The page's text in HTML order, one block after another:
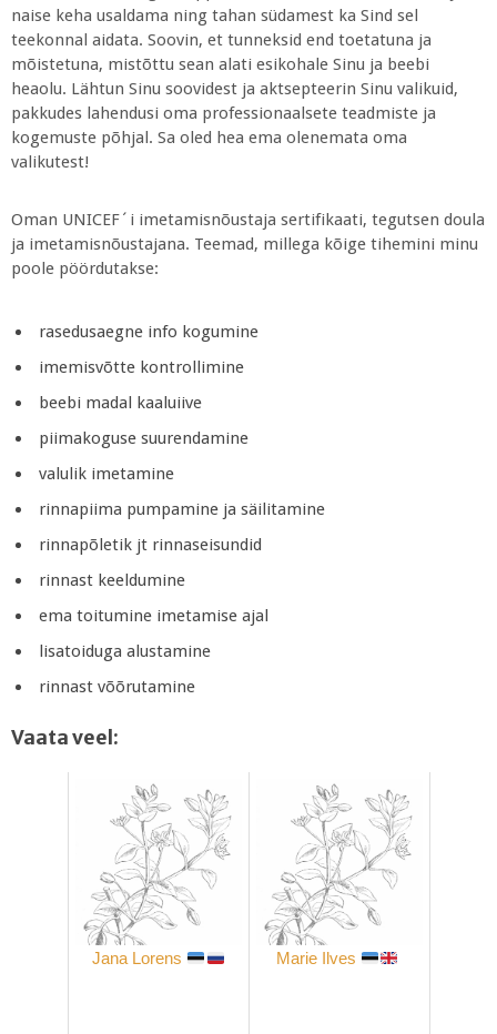
naise keha usaldama ning tahan südamest ka Sind sel
teekonnal aidata. Soovin, et tunneksid end toetatuna ja
mõistetuna, mistõttu sean alati esikohale Sinu ja beebi
heaolu. Lähtun Sinu soovidest ja aktsepteerin Sinu valikuid,
pakkudes lahendusi oma professionaalsete teadmiste ja
kogemuste põhjal. Sa oled hea ema olenemata oma
valikutest!
Oman UNICEF´i imetamisnõustaja sertifikaati, tegutsen doula
ja imetamisnõustajana. Teemad, millega kõige tihemini minu
poole pöördutakse:
rasedusaegne info kogumine
imemisvõtte kontrollimine
beebi madal kaaluiive
piimakoguse suurendamine
valulik imetamine
rinnapiima pumpamine ja säilitamine
rinnapõletik jt rinnaseisundid
rinnast keeldumine
ema toitumine imetamise ajal
lisatoiduga alustamine
rinnast võõrutamine
Vaata veel:
Jana Lorens Marie Ilves